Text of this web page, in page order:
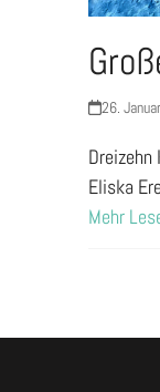
26.
Eliska
Mehr